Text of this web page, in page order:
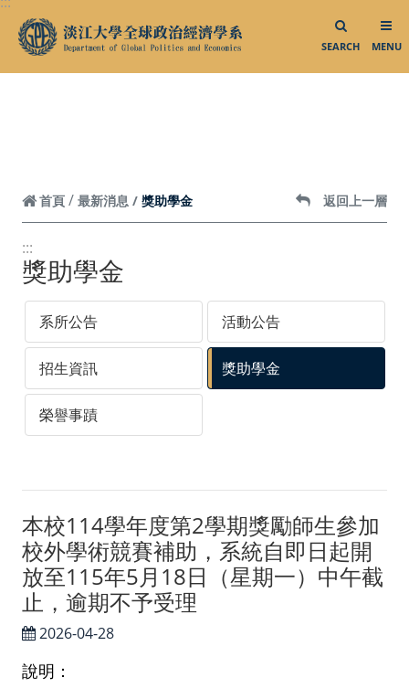
跳到頁面主要內容區
SEARCH MENU
首頁 最新消息 獎助學金 返回上一層
:::
獎助學金
系所公告 活動公告
招生資訊 獎助學金
榮譽事蹟
本校114學年度第2學期獎勵師生參加
校外學術競賽補助，系統自即日起開
放至115年5月18日（星期一）中午截
止，逾期不予受理
2026-04-28
說明：